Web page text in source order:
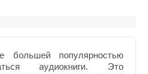
популярностью
аудиокниги. Это